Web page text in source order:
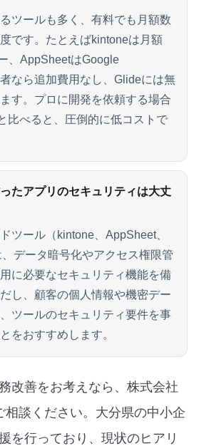
ツールも多く、有料でも月額数
です。たとえばkintoneは月額
、AppSheetはGoogle
なら追加費用なし、Glideには無
す。プロに開発を依頼する場合
比べると、圧倒的に低コストで
たアプリのセキュリティは大丈
ツール（kintone、AppSheet、
データ暗号化やアクセス権限管
に必要なセキュリティ機能を備
し、顧客の個人情報や機密デー
ツールのセキュリティ要件を事
をおすすめします。
改善をお考えなら、株式会社
相談ください。大分県の中小企
を行っており、現状のヒアリ